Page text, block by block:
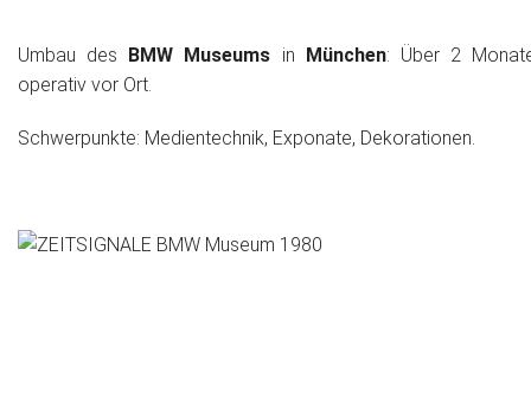
Umbau des BMW Museums in München: Über 2
operativ vor Ort.
Schwerpunkte: Medientechnik, Exponate, Dekorationen.